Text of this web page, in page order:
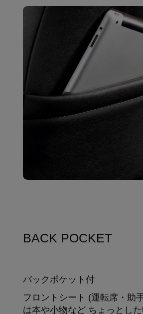
BACK POCKET
バックポケット付
フロントシート (運転席・助
は本や小物など ちょっとし